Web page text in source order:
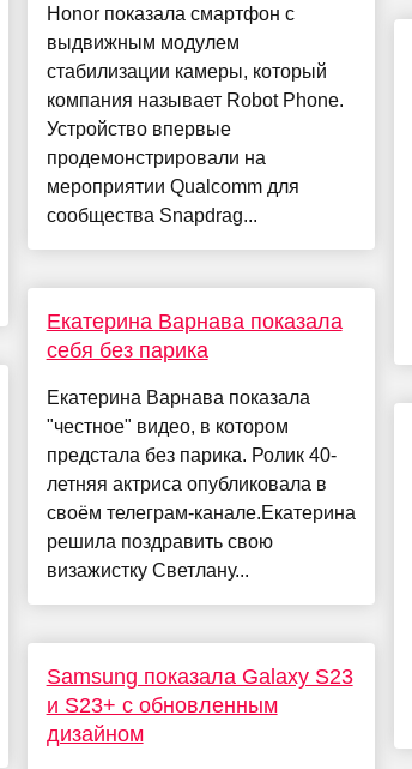
Honor показала смартфон с
выдвижным модулем
стабилизации камеры, который
компания называет Robot Phone.
Устройство впервые
продемонстрировали на
мероприятии Qualcomm для
сообщества Snapdrag...
Екатерина Варнава показала
себя без парика
Екатерина Варнава показала
"честное" видео, в котором
предстала без парика. Ролик 40-
летняя актриса опубликовала в
своём телеграм-канале.Екатерина
решила поздравить свою
визажистку Светлану...
Samsung показала Galaxy S23
и S23+ с обновленным
дизайном